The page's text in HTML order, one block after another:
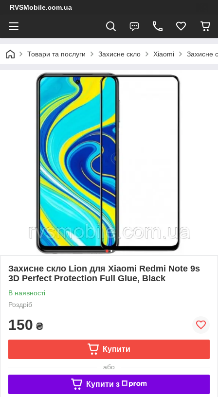
RVSMobile.com.ua
Товари та послуги Захисне скло Xiaomi Захисне
Захисне скло Lion для Xiaomi Redmi Note 9s
3D Perfect Protection Full Glue, Black
В наявності
Роздріб
150 ₴
Купити
або
Купити з